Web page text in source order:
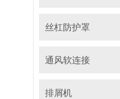
丝杠防护罩
通风软连接
排屑机